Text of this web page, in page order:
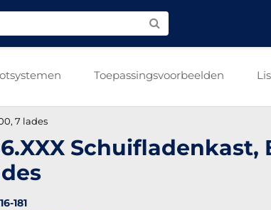
Toepassingsvoorbeelden
7 lades
Schuifladenkast,
181